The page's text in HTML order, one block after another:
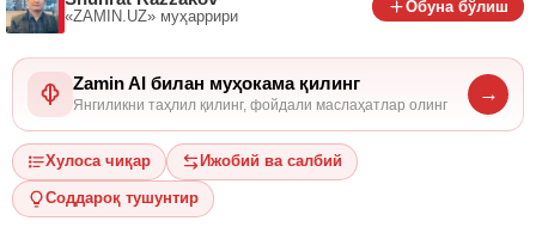
«ZAMIN.UZ» муҳаррири
Обуна бўлиш
Zamin AI билан муҳокама қилинг
Янгиликни таҳлил қилинг, фойдали маслаҳатлар олинг
→
Хулоса чиқар Ижобий ва салбий
Соддароқ тушунтир